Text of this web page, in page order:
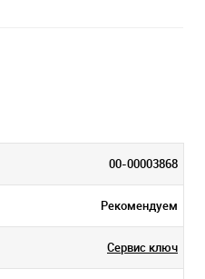
00-00003868
Рекомендуем
Сервис ключ